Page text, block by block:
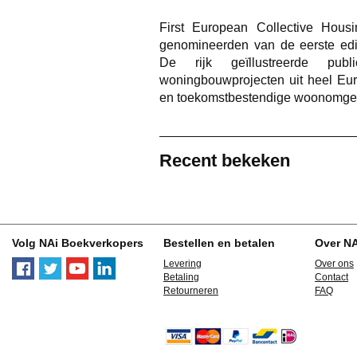
First European Collective
genomineerden van de eerste
De rijk geïllustreerde
woningbouwprojecten uit heel
en toekomstbestendige
Recent bekeken
Volg NAi Boekverkopers Bestellen en betalen
Levering
Betaling
Retourneren
Over
Over ons
Contact
FAQ